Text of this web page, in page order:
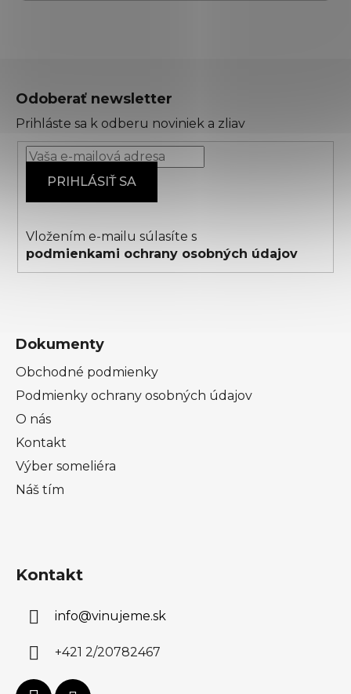
Odoberať newsletter
Prihláste sa k odberu noviniek a zliav
PRIHLÁSIŤ SA
Vložením e-mailu súlasíte s
podmienkami ochrany osobných údajov
Dokumenty
Obchodné podmienky
Podmienky ochrany osobných údajov
O nás
Kontakt
Výber someliéra
Náš tím
Kontakt
info@vinujeme.sk
+421 2/20782467